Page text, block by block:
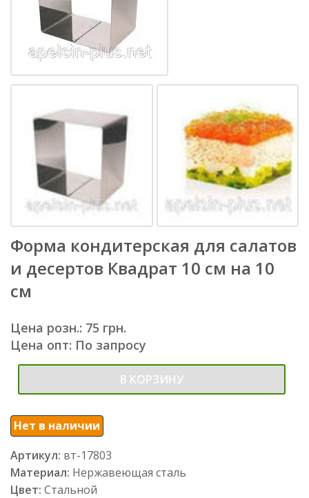
Форма кондитерская для салатов
и десертов Квадрат 10 см на 10
см
Цена розн.: 75 грн.
Цена опт: По запросу
В КОРЗИНУ
Нет в наличии
Артикул: вт-17803
Материал: Нержавеющая сталь
Цвет: Стальной